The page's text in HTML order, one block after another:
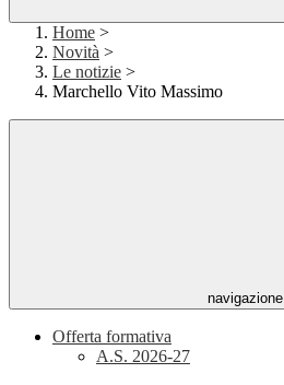
Home >
Novità >
Le notizie >
Marchello Vito Massimo
navigazione
Offerta formativa
A.S. 2026-27